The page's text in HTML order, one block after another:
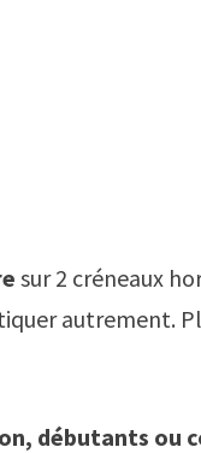
sur 2 créneaux
autrement.
débutants ou